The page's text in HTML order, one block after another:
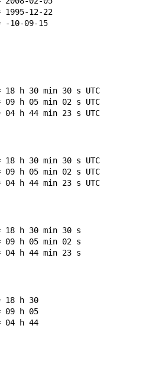
-10-09-15
04 h 44 min 23 s UTC
04 h 44 min 23 s UTC
04 h 44 min 23 s
04 h 44